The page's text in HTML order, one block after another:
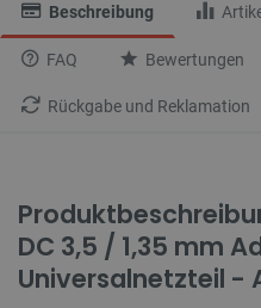
Beschreibung
FAQ Bewertungen
Rückgabe und Reklamation
DC 3,5 / 1,35 mm
Universalnetzteil -